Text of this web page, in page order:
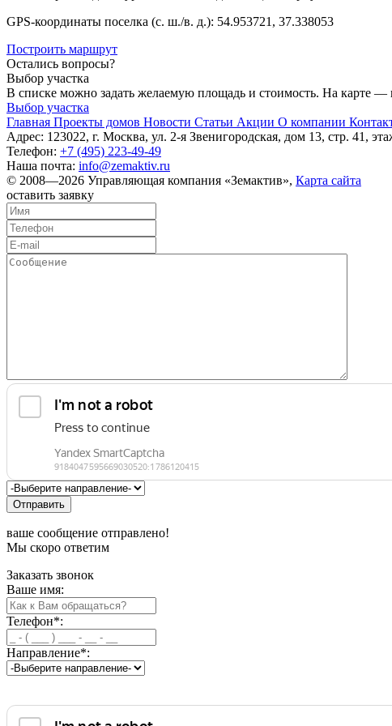
GPS-координаты поселка (с. ш./в. д.): 54.953721, 37.338053
Построить маршрут
Остались вопросы?
Выбор участка
В списке можно задать желаемую площадь и стоимость. На карте —
Выбор участка
Главная Проекты домов Новости Статьи Акции О компании
Адрес: 123022, г. Москва, ул. 2-я Звенигородская, дом 13, стр. 41,
Телефон: +7 (495) 223-49-49
Наша почта: info@zemaktiv.ru
© 2008—2026 Управляющая компания «Земактив», Карта сайта
оставить заявку
Отправить
ваше сообщение отправлено!
Мы скоро ответим
Заказать звонок
Ваше имя:
Телефон*:
Направление*: